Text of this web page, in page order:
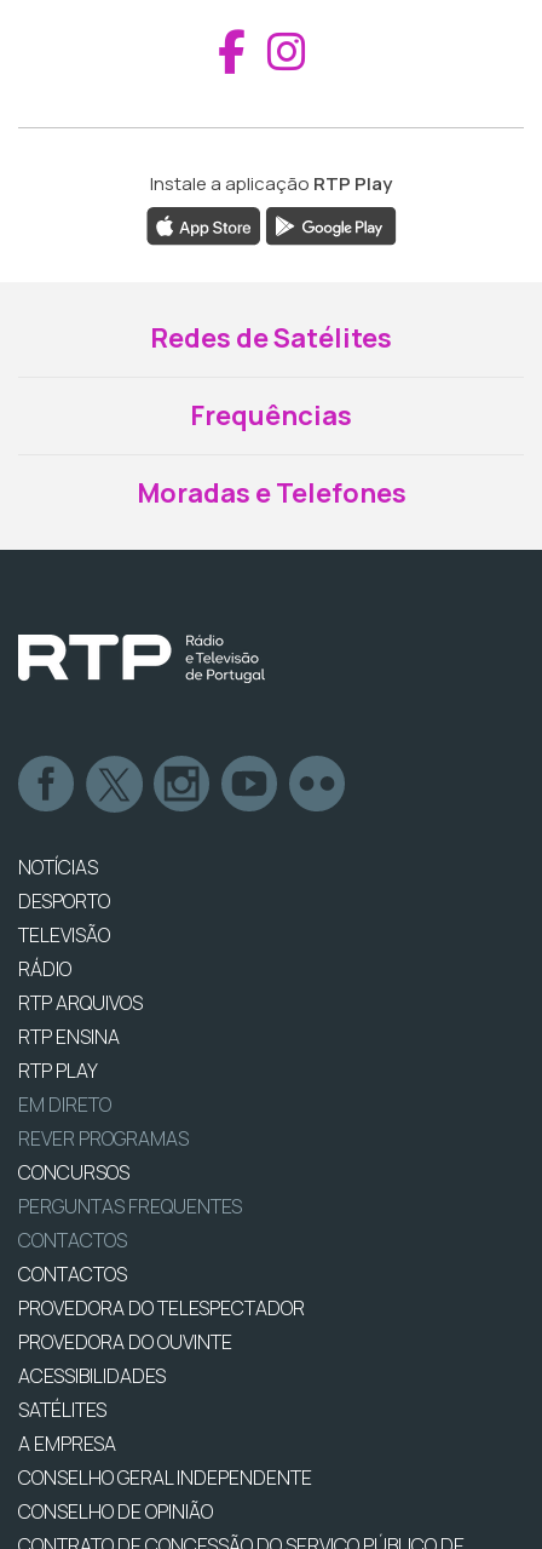
Aceder ao
Instale a aplicação RTP Play
Redes de Satélites
Frequências
Moradas e Telefones
NOTÍCIAS
DESPORTO
TELEVISÃO
RÁDIO
RTP ARQUIVOS
RTP ENSINA
RTP PLAY
EM DIRETO
REVER PROGRAMAS
CONCURSOS
PERGUNTAS FREQUENTES
CONTACTOS
CONTACTOS
PROVEDORA DO TELESPECTADOR
PROVEDORA DO OUVINTE
ACESSIBILIDADES
SATÉLITES
A EMPRESA
CONSELHO GERAL INDEPENDENTE
CONSELHO DE OPINIÃO